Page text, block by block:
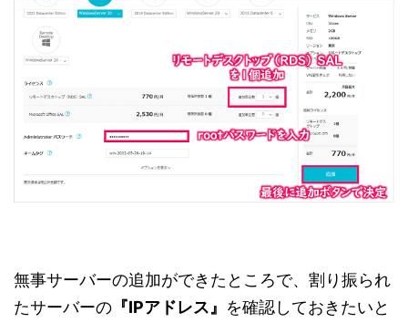
無事サーバーの追加ができたところで、割り振られ
たサーバーの 『IPアドレス』 を確認しておきたいと